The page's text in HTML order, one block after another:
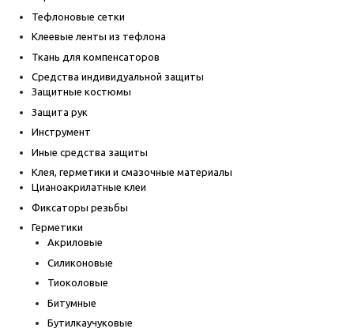
Тефлоновые сетки
Клеевые ленты из тефлона
Ткань для компенсаторов
Средства индивидуальной защиты
Защитные костюмы
Защита рук
Инструмент
Иные средства защиты
Клея, герметики и смазочные материалы
Цианоакрилатные клеи
Фиксаторы резьбы
Герметики
Акриловые
Силиконовые
Тиоколовые
Битумные
Бутилкаучуковые